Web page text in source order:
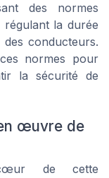
des normes
régulant la durée
conducteurs.
normes pour
la sécurité de
œuvre de
de cette